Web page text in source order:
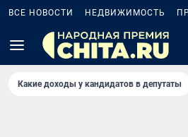
ВСЕ НОВОСТИ НЕДВИЖИМОСТЬ
Какие доходы у кандидатов в депутаты